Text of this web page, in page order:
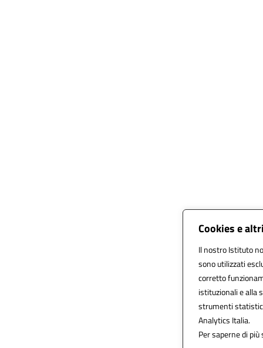
Cookies e
Il nostro Istituto
sono utilizzati
corretto
istituzionali e alla
strumenti
Analytics Italia.
Per saperne di